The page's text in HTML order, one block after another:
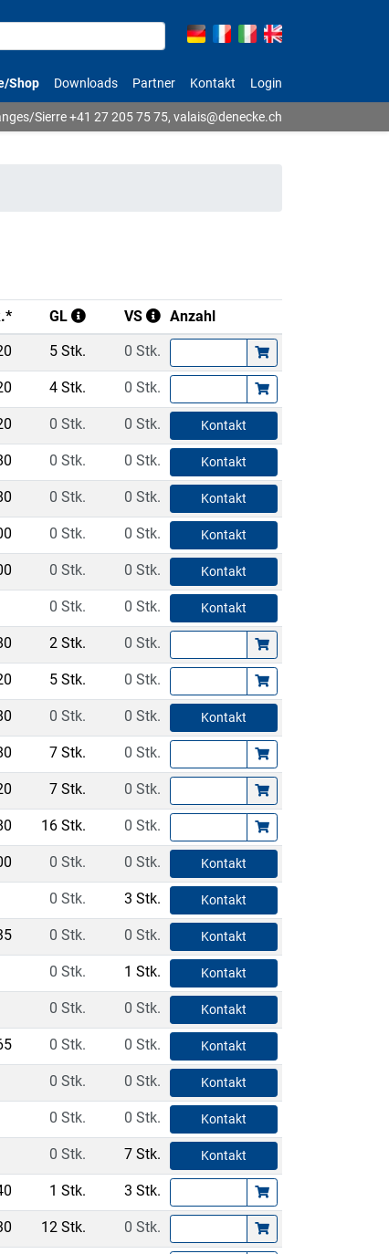
Shop Downloads Partner Kontakt Login
Sierre+41 27 205 75 75, valais@denecke.ch
GL VS Anzahl
5 Stk. 0 Stk.
4 Stk. 0 Stk.
0 Stk. 0 Stk. Kontakt
0 Stk. 0 Stk. Kontakt
0 Stk. 0 Stk. Kontakt
0 Stk. 0 Stk. Kontakt
0 Stk. 0 Stk. Kontakt
0 Stk. 0 Stk. Kontakt
2 Stk. 0 Stk.
5 Stk. 0 Stk.
0 Stk. 0 Stk. Kontakt
7 Stk. 0 Stk.
7 Stk. 0 Stk.
16 Stk. 0 Stk.
0 Stk. 0 Stk. Kontakt
0 Stk. 3 Stk. Kontakt
0 Stk. 0 Stk. Kontakt
0 Stk. 1 Stk. Kontakt
0 Stk. 0 Stk. Kontakt
0 Stk. 0 Stk. Kontakt
0 Stk. 0 Stk. Kontakt
0 Stk. 0 Stk. Kontakt
0 Stk. 7 Stk. Kontakt
1 Stk. 3 Stk.
12 Stk. 0 Stk.